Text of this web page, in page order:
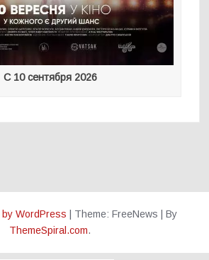
С 10 сентября 2026
WordPress Theme: FreeNews
By
ThemeSpiral.com.